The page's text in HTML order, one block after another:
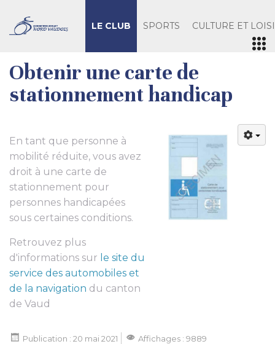
LE CLUB SPORTS CULTURE ET
Obtenir une carte de
stationnement handicap
En tant que personne à
mobilité réduite, vous avez
droit à une carte de
stationnement pour
personnes handicapées
sous certaines conditions.
Retrouvez plus
d'informations sur le site du
service des automobiles et
de la navigation du canton
de Vaud
Publication : 20 mai 2021 Affichages : 9889